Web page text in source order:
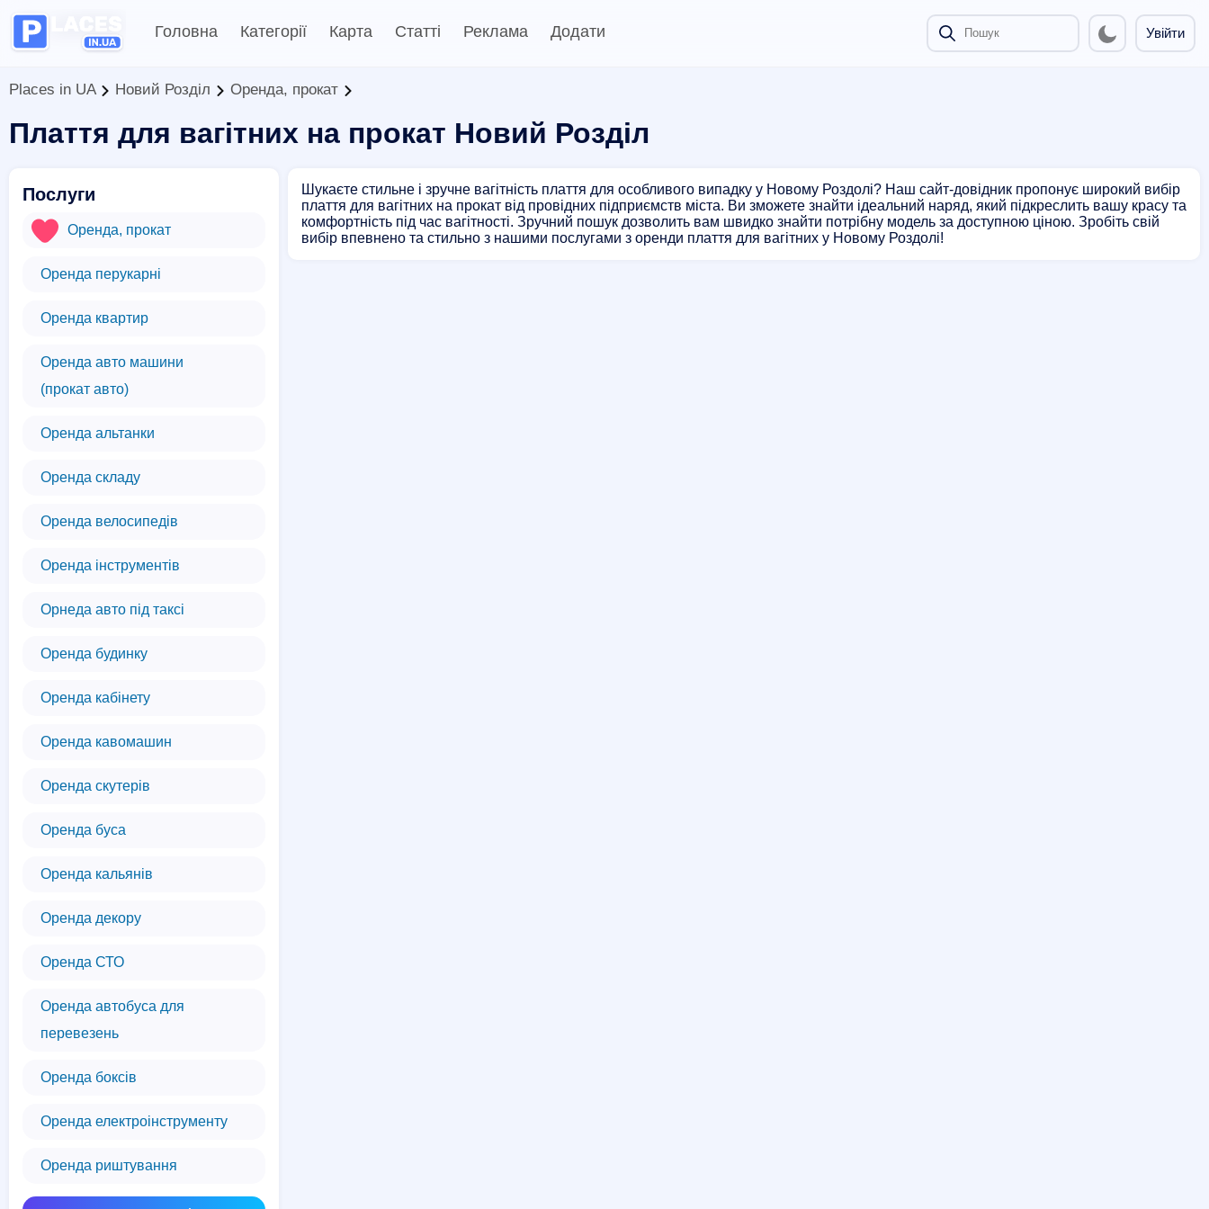
Головна Категорії Карта Статті Реклама Додати Увійти
Places in UA Новий Розділ Оренда, прокат
Плаття для вагітних на прокат Новий Розділ
Послуги
Оренда, прокат
Оренда перукарні
Оренда квартир
Оренда авто машини
(прокат авто)
Оренда альтанки
Оренда складу
Оренда велосипедів
Оренда інструментів
Орнеда авто під таксі
Оренда будинку
Оренда кабінету
Оренда кавомашин
Оренда скутерів
Оренда буса
Оренда кальянів
Оренда декору
Оренда СТО
Оренда автобуса для
перевезень
Оренда боксів
Оренда електроінструменту
Оренда риштування
Шукаєте стильне і зручне вагітність плаття для особливого випадку у Новому Роздолі? Наш сайт-довідник пропонує широкий вибір
плаття для вагітних на прокат від провідних підприємств міста. Ви зможете знайти ідеальний наряд, який підкреслить вашу красу та
комфортність під час вагітності. Зручний пошук дозволить вам швидко знайти потрібну модель за доступною ціною. Зробіть свій
вибір впевнено та стильно з нашими послугами з оренди плаття для вагітних у Новому Роздолі!